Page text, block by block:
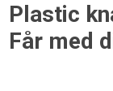
Plastic
Får med